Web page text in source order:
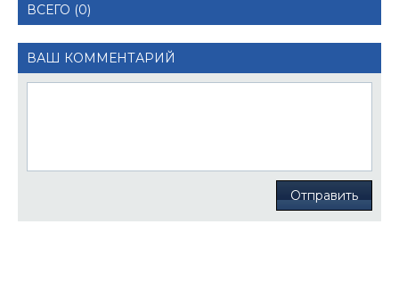
ВСЕГО (0)
ВАШ КОММЕНТАРИЙ
Отправить